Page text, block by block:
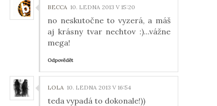
BECCA 10. LEDNA 2013 V 15:20
no neskutočne to vyzerá, a máš
aj krásny tvar nechtov :)...vážne
mega!
Odpovědět
LOLA 10. LEDNA 2013 V 16:54
teda vypadá to dokonale!))